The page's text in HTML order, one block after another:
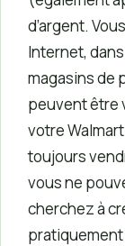
d’argent.
Internet,
magasins de
peuvent être
votre
toujours
vous ne
cherchez à